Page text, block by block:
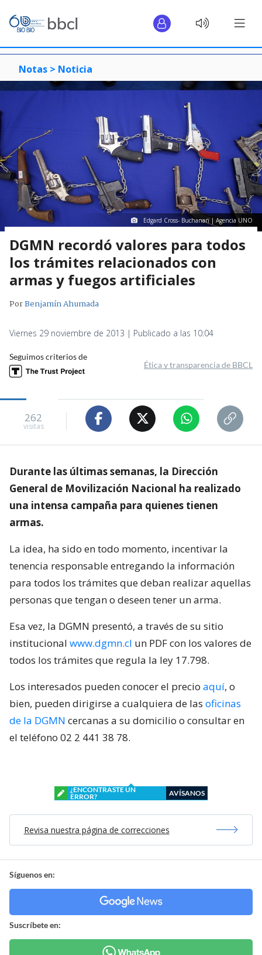
Notas > Noticia
Edgard Cross- Buchanan | Agencia UNO
DGMN recordó valores para todos
los trámites relacionados con
armas y fuegos artificiales
PorBenjamín Ahumada
Viernes 29 noviembre de 2013 | Publicado a las 10:04
Seguimos criterios de
Ética y transparencia de BBCL
262
visitas
Durante las últimas semanas, la Dirección
General de Movilización Nacional ha realizado
una intensa campaña para quienes tienen
armas.
La idea, ha sido en todo momento, incentivar la
tenencia responsable entregando la información
para todos los trámites que deban realizar aquellas
personas que tengan o deseen tener un arma.
Esa vez, la DGMN presentó, a través de su sitio
institucional www.dgmn.cl un PDF con los valores de
todos los trámites que regula la ley 17.798.
Los interesados pueden conocer el precio aquí, o
bien, pueden dirigirse a cualquiera de las oficinas
de la DGMN cercanas a su domicilio o consultar en
el teléfono 02 2 441 38 78.
¿ENCONTRASTE UN
ERROR?
AVÍSANOS
Revisa nuestra página de correcciones
Síguenos en:
Suscríbete en: